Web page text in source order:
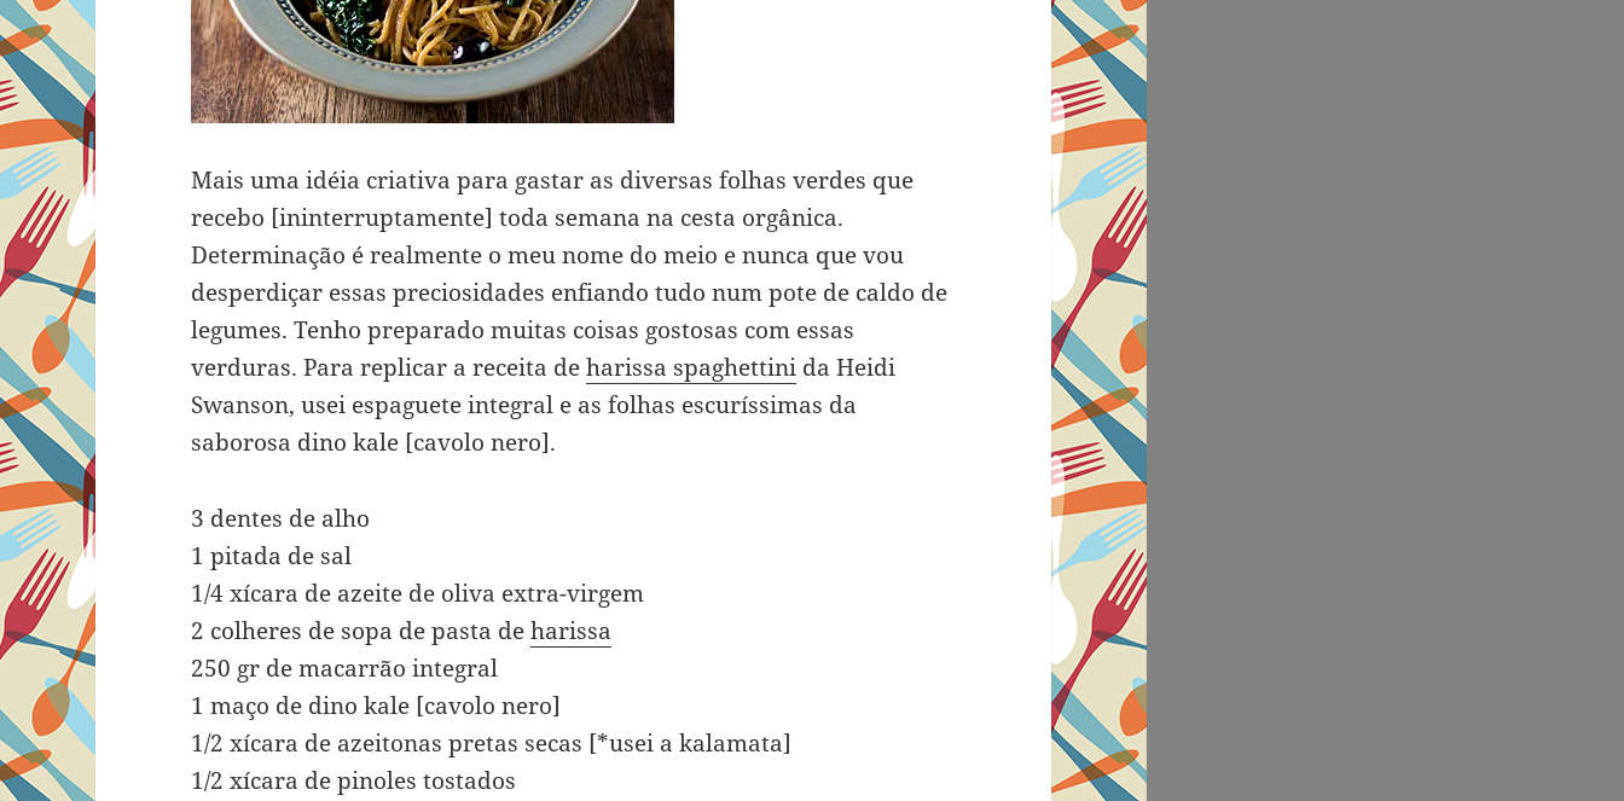
Mais uma idéia criativa para gastar as diversas folhas verdes que
recebo [ininterruptamente] toda semana na cesta orgânica.
Determinação é realmente o meu nome do meio e nunca que vou
desperdiçar essas preciosidades enfiando tudo num pote de caldo de
legumes. Tenho preparado muitas coisas gostosas com essas
verduras. Para replicar a receita deharissa spaghettini da Heidi
Swanson, usei espaguete integral e as folhas escuríssimas da
saborosa dino kale [cavolo nero].
3 dentes de alho
1 pitada de sal
1/4 xícara de azeite de oliva extra-virgem
2 colheres de sopa de pasta deharissa
250 gr de macarrão integral
1 maço de dino kale [cavolo nero]
1/2 xícara de azeitonas pretas secas [*usei a kalamata]
1/2 xícara de pinoles tostados